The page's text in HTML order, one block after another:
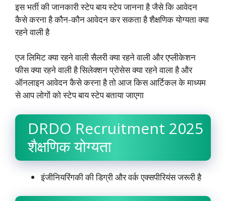
इस भर्ती की जानकारी स्टेप बाय स्टेप जानना है जैसे कि आवेदन
कैसे करना है कौन-कौन आवेदन कर सकता है शैक्षणिक योग्यता क्या
रहने वाली है
एज लिमिट क्या रहने वाली सैलरी क्या रहने वाली और एप्लीकेशन
फीस क्या रहने वाली है सिलेक्शन प्रोसेस क्या रहने वाला है और
ऑनलाइन आवेदन कैसे करना है तो आज किस आर्टिकल के माध्यम
से आप लोगों को स्टेप बाय स्टेप बताया जाएगा
DRDO Recruitment 2025
शैक्षणिक योग्यता
इंजीनियरिंगकी की डिग्री और वर्क एक्सपीरियंस जरूरी है